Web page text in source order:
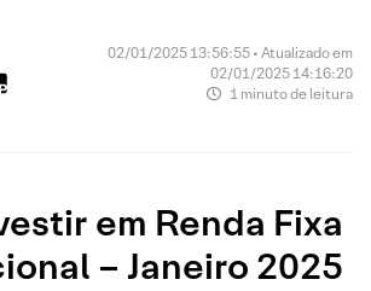
02/01/2025 13:56:55 • Atualizado em
02/01/2025 14:16:20
1 minuto de leitura
em Renda Fixa
– Janeiro 2025